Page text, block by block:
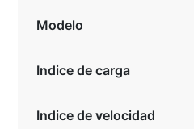
Modelo
Indice de carga
Indice de velocidad